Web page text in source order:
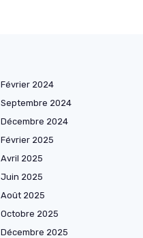
Février 2024
Septembre 2024
Décembre 2024
Février 2025
Avril 2025
Juin 2025
Août 2025
Octobre 2025
Décembre 2025